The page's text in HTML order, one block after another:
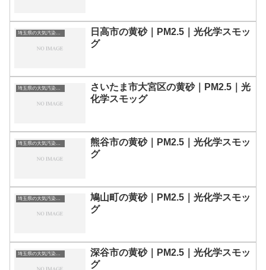
埼玉県の大気汚染・PM2.5・黄砂・エアロゾルの数値
日高市の黄砂｜PM2.5｜光化学スモッ
グ
埼玉県の大気汚染・PM2.5・黄砂・エアロゾルの数値
さいたま市大宮区の黄砂｜PM2.5｜光
化学スモッグ
埼玉県の大気汚染・PM2.5・黄砂・エアロゾルの数値
熊谷市の黄砂｜PM2.5｜光化学スモッ
グ
埼玉県の大気汚染・PM2.5・黄砂・エアロゾルの数値
鳩山町の黄砂｜PM2.5｜光化学スモッ
グ
埼玉県の大気汚染・PM2.5・黄砂・エアロゾルの数値
深谷市の黄砂｜PM2.5｜光化学スモッ
グ